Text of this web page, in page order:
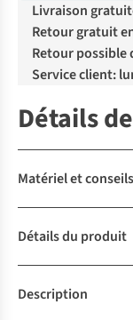
Livraison
Retour gratuit
Retour possible
Service client:
Détails
Matériel et
Détails du produit
Description